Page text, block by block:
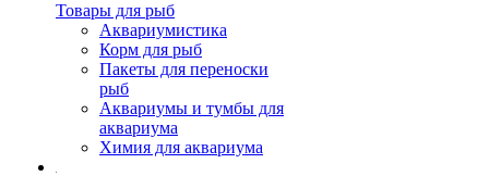
Товары для рыб
Аквариумистика
Корм для рыб
Пакеты для переноски
рыб
Аквариумы и тумбы для
аквариума
Химия для аквариума